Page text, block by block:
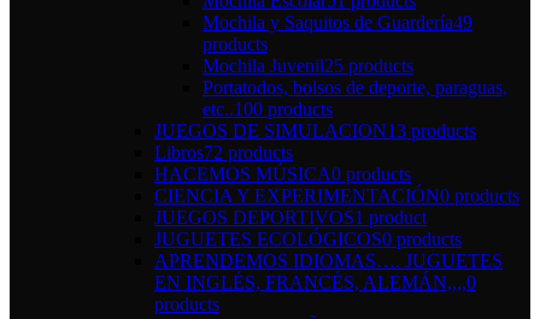
Mochila y Saquitos de Guardería49
products
Mochila Juvenil25 products
Portatodos, bolsos de deporte, paraguas,
etc..100 products
JUEGOS DE SIMULACION13 products
Libros72 products
HACEMOS MÚSICA0 products
CIENCIA Y EXPERIMENTACIÓN0 products
JUEGOS DEPORTIVOS1 product
JUGUETES ECOLÓGICOS0 products
APRENDEMOS IDIOMAS…. JUGUETES
EN INGLÉS, FRANCÉS, ALEMÁN,,,,0
products